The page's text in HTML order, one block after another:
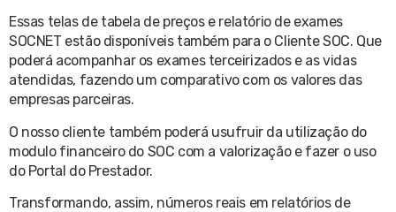
Essas telas de tabela de preços e relatório de exames
SOCNET estão disponíveis também para o Cliente SOC. Que
poderá acompanhar os exames terceirizados e as vidas
atendidas, fazendo um comparativo com os valores das
empresas parceiras.
O nosso cliente também poderá usufruir da utilização do
modulo financeiro do SOC com a valorização e fazer o uso
do Portal do Prestador.
Transformando, assim, números reais em relatórios de